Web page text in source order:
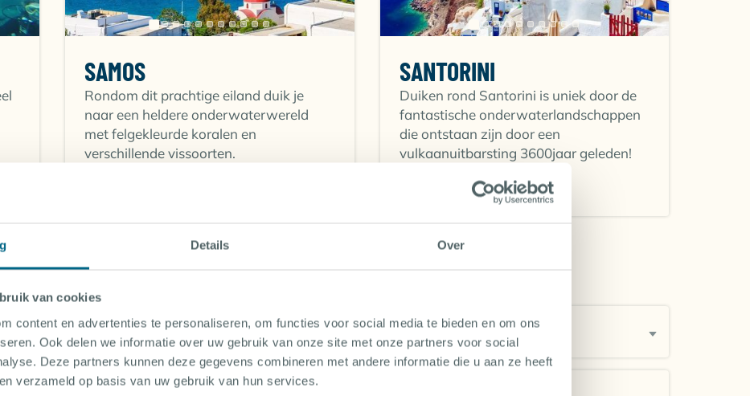
Details Over
van cookies
content en advertenties te personaliseren, om functies voor social media te bieden en om ons
Ook delen we informatie over uw gebruik van onze site met onze partners voor social
Deze partners kunnen deze gegevens combineren met andere informatie die u aan ze heeft
verzameld op basis van uw gebruik van hun services.
anemonen. Ook de fauna kent een grote variëteit: van sponzen en reuze schelpen, zeesterren en octopus
en garnaaltjes. ’s Nachts kun je kleine scholen inktvis en reuze Morenen aantreffen. De veelzijdigheid
onderwaterwereld maakt Griekenland de perfecte bestemming! Of je op je vakantie alleen maar
dat het land te bieden heeft, bij Griekenland vind je de combinatie voor de perfecte vakantie!
IN GRIEKENLAND
Griekenland, is een verborgen juweel in de Egeïsche Zee dat steeds meer bekendheid krijgt als
niet alleen adembenemende landschappen en een rijke cultuur, maar ook een fascinerende
is. Duiken rond Lesbos biedt duikers van alle niveaus de kans om kleurrijke riffen, mysterieuze grotten
huizen en spectaculaire zonsondergangen, biedt ook uitstekende duikmogelijkheden. De caldera
duiklocaties ter wereld. Hier kun je duiken tussen de resten van de vulkaanuitbarsting die het eiland
onderwaterlandschappen, met steile wanden en geothermische bronnen, maken het duiken hier
SAMOS
Rondom dit prachtige eiland duik je
naar een heldere onderwaterwereld
met felgekleurde koralen en
verschillende vissoorten.
SANTORINI
Duiken rond Santorini is uniek door de
fantastische onderwaterlandschappen
die ontstaan zijn door een
vulkaanuitbarsting 3600jaar geleden!
Is Griekenland geschikt voor mijn duikniveau?